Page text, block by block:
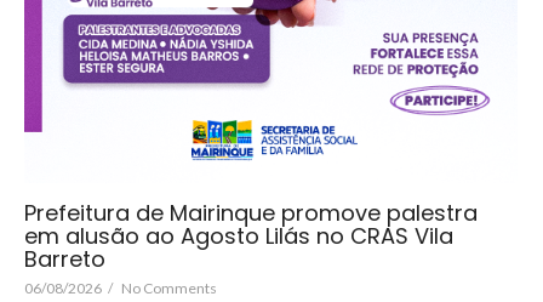
Prefeitura de Mairinque promove palestra
em alusão ao Agosto Lilás no CRAS Vila
Barreto
06/08/2026 / No Comments